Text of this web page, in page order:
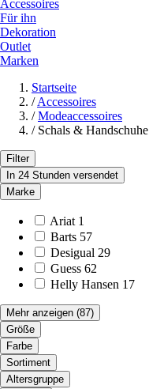
Accessoires
Für ihn
Dekoration
Outlet
Marken
Startseite
/ Accessoires
/ Modeaccessoires
/ Schals & Handschuhe
Filter
In 24 Stunden versendet
Marke
Ariat 1
Barts 57
Desigual 29
Guess 62
Helly Hansen 17
Mehr anzeigen (87)
Größe
Farbe
Sortiment
Altersgruppe